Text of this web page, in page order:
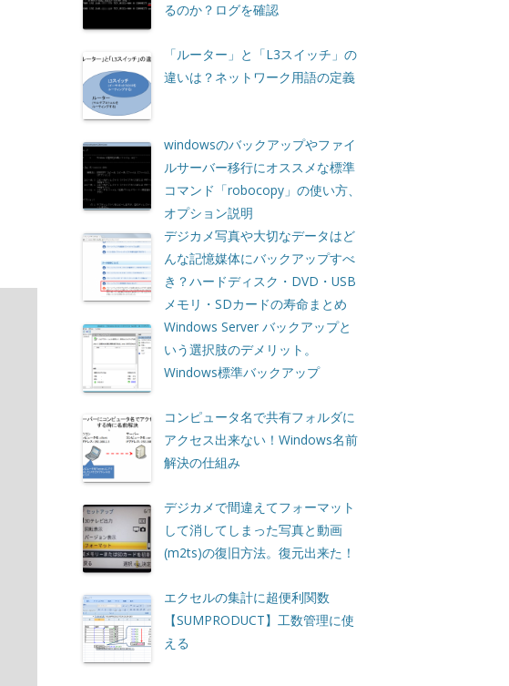
るのか？ログを確認
「ルーター」と「L3スイッチ」の
違いは？ネットワーク用語の定義
windowsのバックアップやファイ
ルサーバー移行にオススメな標準
コマンド「robocopy」の使い方、
オプション説明
デジカメ写真や大切なデータはど
んな記憶媒体にバックアップすべ
き？ハードディスク・DVD・USB
メモリ・SDカードの寿命まとめ
Windows Server バックアップと
いう選択肢のデメリット。
Windows標準バックアップ
コンピュータ名で共有フォルダに
アクセス出来ない！Windows名前
解決の仕組み
デジカメで間違えてフォーマット
して消してしまった写真と動画
(m2ts)の復旧方法。復元出来た！
エクセルの集計に超便利関数
【SUMPRODUCT】工数管理に使
える